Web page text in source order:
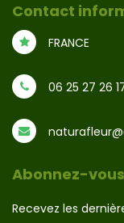
Contact
FRANCE
06 25 27 26
Abonnez-
Recevez les